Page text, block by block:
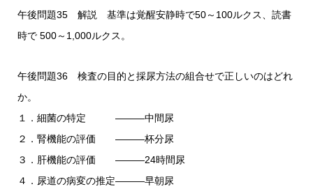
午後問題35 解説 基準は覚醒安静時で50～100ルクス、読書
時で 500～1,000ルクス。
午後問題36 検査の目的と採尿方法の組合せで正しいのはどれ
か。
１．細菌の特定 ―――中間尿
２．腎機能の評価 ―――杯分尿
３．肝機能の評価 ―――24時間尿
４．尿道の病変の推定―――早朝尿